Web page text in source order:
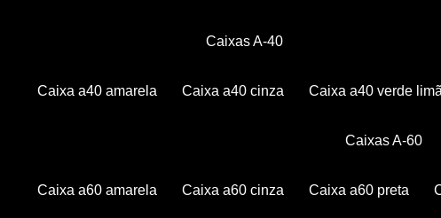
Caixas A-40
Caixa a40 amarela Caixa a40 cinza Caixa a40 verde
Caixas A-60
Caixa a60 amarela Caixa a60 cinza Caixa a60 preta